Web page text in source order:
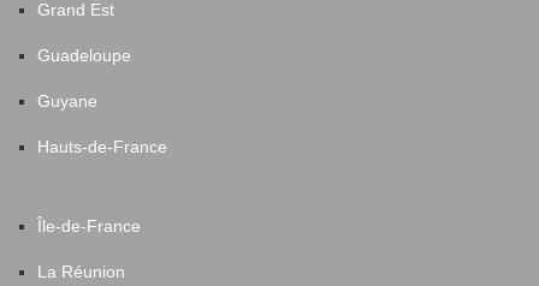
Grand Est
Guadeloupe
Guyane
Hauts-de-France
Île-de-France
La Réunion